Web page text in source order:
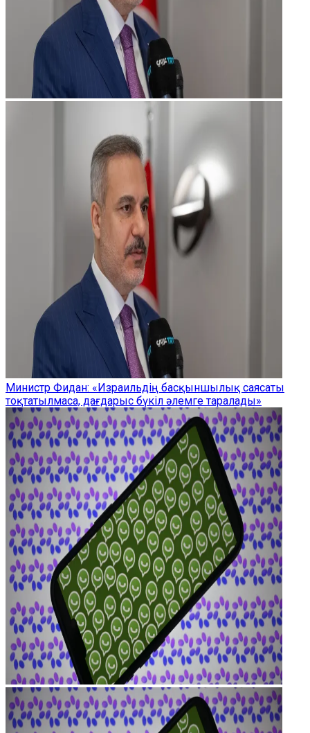
Министр Фидан: «Израильдің басқыншылық саясаты
тоқтатылмаса, дағдарыс бүкіл әлемге таралады»